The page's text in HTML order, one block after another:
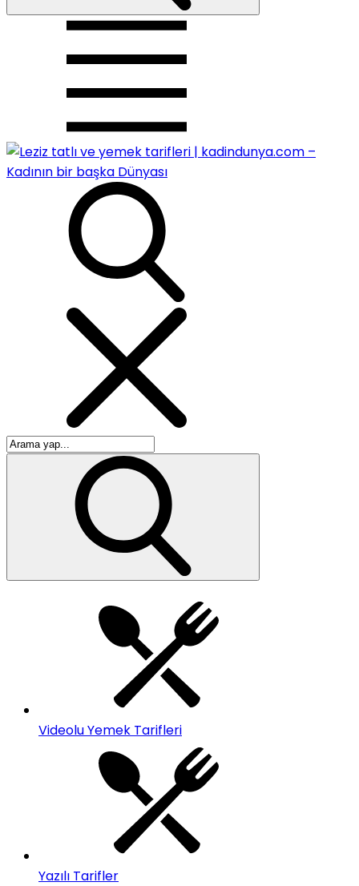
Videolu Yemek Tarifleri
Yazılı Tarifler